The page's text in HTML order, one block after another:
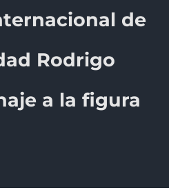
RODRIGO
de
Rodrigo
a la figura